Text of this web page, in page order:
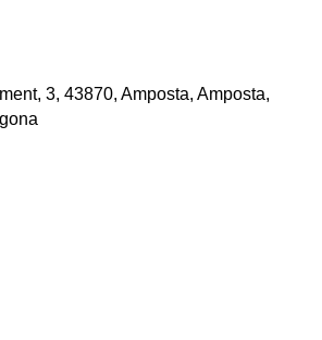
3, 43870, Amposta, Amposta,